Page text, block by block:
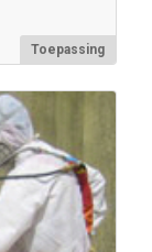
PRBDPM
Toepassing